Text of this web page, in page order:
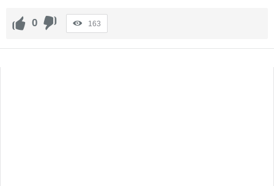
0 163